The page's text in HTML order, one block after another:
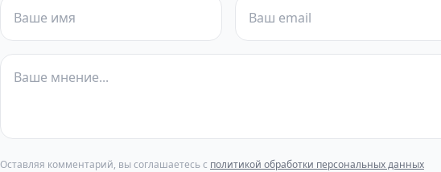
Оставляя комментарий, вы соглашаетесь с политикой обработки персональных данных